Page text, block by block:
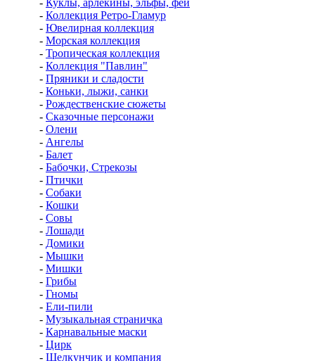
- Куклы, арлекины, эльфы, феи
- Коллекция Ретро-Гламур
- Ювелирная коллекция
- Морская коллекция
- Тропическая коллекция
- Коллекция "Павлин"
- Пряники и сладости
- Коньки, лыжи, санки
- Рождественские сюжеты
- Сказочные персонажи
- Олени
- Ангелы
- Балет
- Бабочки, Стрекозы
- Птички
- Собаки
- Кошки
- Совы
- Лошади
- Домики
- Мышки
- Мишки
- Грибы
- Гномы
- Ели-пили
- Музыкальная страничка
- Карнавальные маски
- Цирк
- Щелкунчик и компания